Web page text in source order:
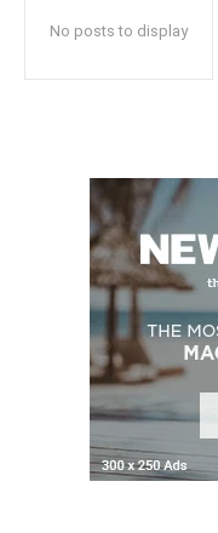
No posts to display